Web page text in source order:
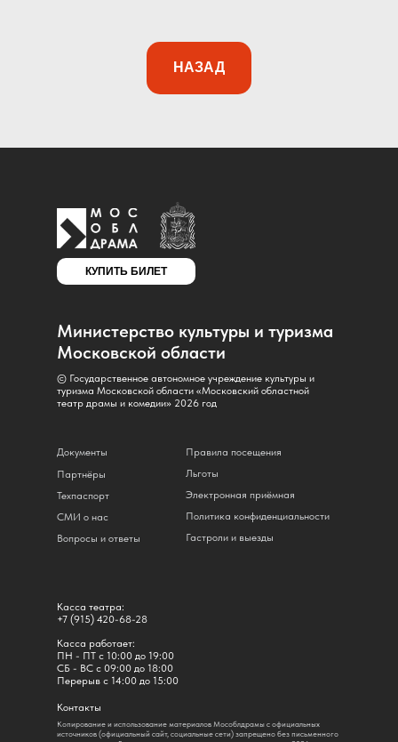
НАЗАД
Документы
Правила посещения
Партнёры
Льготы
Техпаспорт
Электронная приёмная
Вопросы и ответы
СМИ о нас
Политика конфиденциальности
Гастроли и выезды
© Государственное автономное учреждение культуры и
туризма Московской области «Московский областной
театр драмы и комедии» 2026 год
Министерство культуры и туризма
Московской области
Касса театра:
+7 (915) 420-68-28
Касса работает:
ПН - ПТ с 10:00 до 19:00
СБ - ВС с 09:00 до 18:00
Перерыв с 14:00 до 15:00
Контакты
КУПИТЬ БИЛЕТ
Копирование и использование материалов Мособлдрамы с официальных
источников (официальный сайт, социальные сети) запрещено без письменного